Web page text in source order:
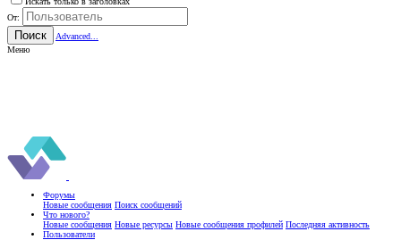
От:
Поиск
Advanced...
Меню
Форумы
Новые сообщения Поиск сообщений
Что нового?
Новые сообщения Новые ресурсы Новые сообщения профилей Последняя активность
Пользователи